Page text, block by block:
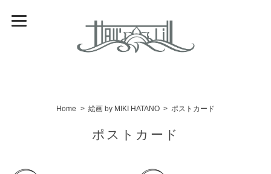
Home 絵画 by MIKI HATANO ポストカード
ポストカード